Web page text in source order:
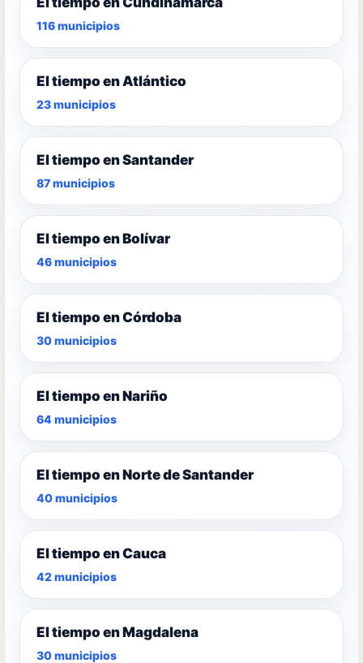
116 municipios
El tiempo en Atlántico
23 municipios
El tiempo en Santander
87 municipios
El tiempo en Bolívar
46 municipios
El tiempo en Córdoba
30 municipios
El tiempo en Nariño
64 municipios
El tiempo en Norte de Santander
40 municipios
El tiempo en Cauca
42 municipios
El tiempo en Magdalena
30 municipios